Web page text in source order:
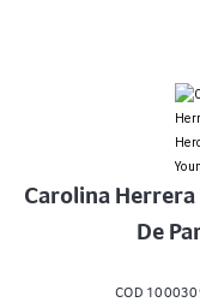
Carolina Herrera
De
COD